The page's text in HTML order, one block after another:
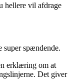
hellere vil afdrage
super spændende.
erklæring om at
Det giver